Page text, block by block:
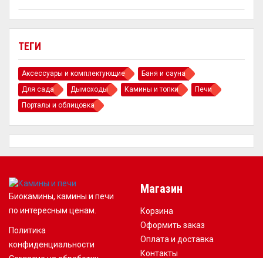
ТЕГИ
Аксессуары и комплектующие
Баня и сауна
Для сада
Дымоходы Камины и топки
Печи
Порталы и облицовка
Биокамины, камины и печи
по интересным ценам.
Политика
конфиденциальности
Магазин
Корзина
Оформить заказ
Оплата и доставка
Контакты